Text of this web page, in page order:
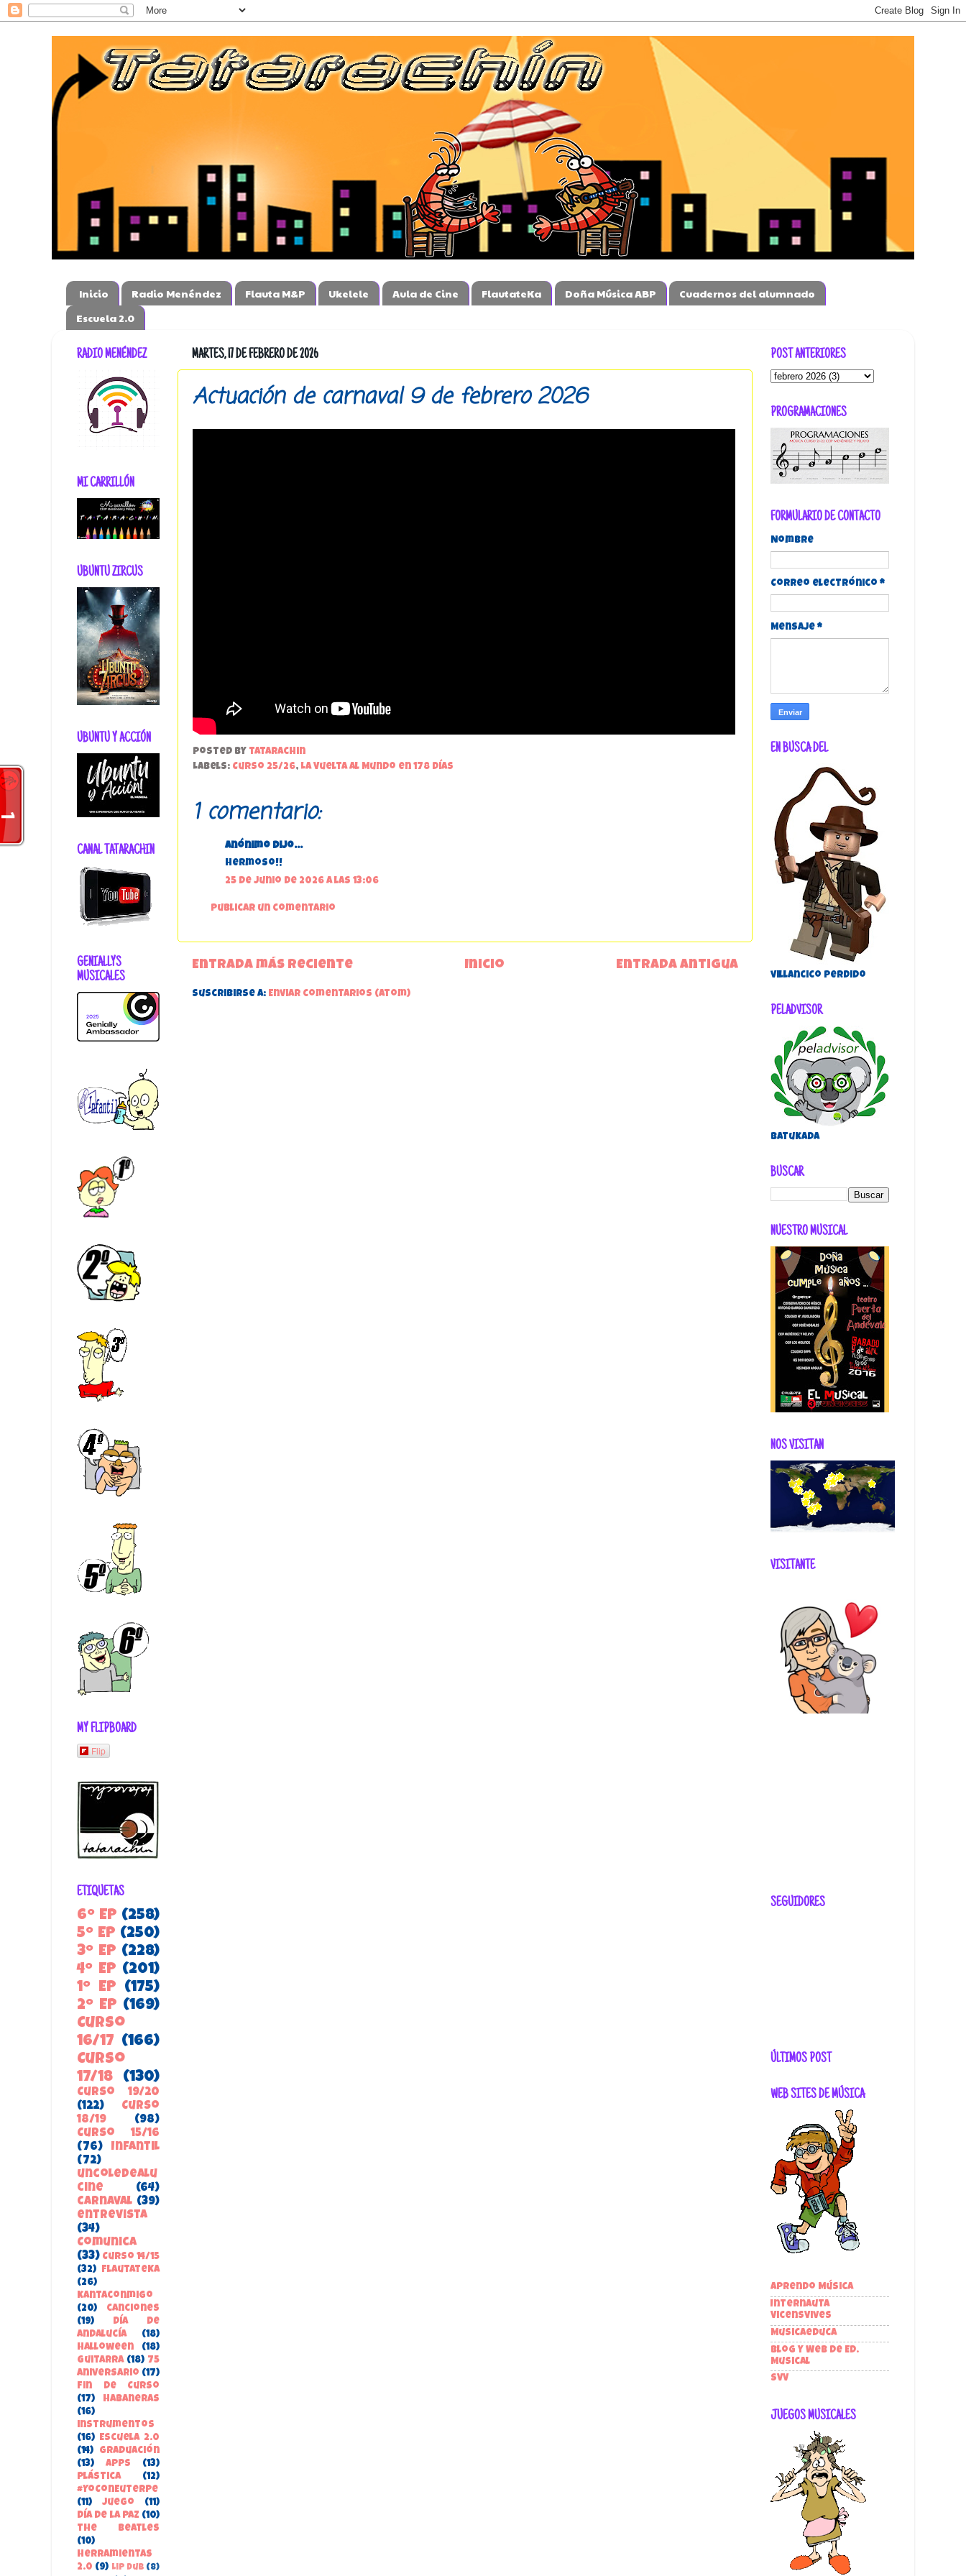
Inicio Radio Menéndez Flauta M&P Ukelele Aula de Cine FlautateKa Doña Música ABP
Cuadernos del alumnado
Escuela 2.0
MARTES, 17 DE FEBRERO DE 2026
Actuación de carnaval 9 de febrero 2026
Posted by tatarachin
Labels: Curso 25/26, La Vuelta al Mundo en 178 días
1 comentario:
Anónimo dijo...
hermoso!!
25 de junio de 2026 a las 13:06
Publicar un comentario
Entrada más reciente Entrada antigua
Inicio
Suscribirse a: Enviar comentarios (Atom)
RADIO MENÉNDEZ
MI CARRILLÓN
UBUNTU ZIRCUS
UBUNTU Y ACCIÓN
CANAL TATARACHIN
GENIALLYS
MUSICALES
MY FLIPBOARD
Flip
ETIQUETAS
6º EP (258)
5º EP (250)
3º EP (228)
4º EP (201)
1º EP
(175)
2º EP (169)
Curso
16/17 (166)
Curso
17/18
(130)
Curso 19/20
(122)
Curso
18/19
(98)
Curso 15/16
(76)
Infantil
(72)
uncoledealu
cine
(64)
carnaval (39)
entrevista
(34)
ComunicA
(33) Curso 14/15
(32)
FlautateKa
(26)
kantaconmigo
(20)
canciones
(19)
Día de
Andalucía
(18)
Halloween
(18)
guitarra (18) 75
aniversario (17)
Fin de Curso
(17)
habaneras
(16)
instrumentos
(16) Escuela 2.0
(14)
Graduación
(13)
apps
(13)
Plástica
(12)
#YoConEuterpe
(11)
juego
(11)
Día de la Paz (10)
the beatles
(10)
herramientas
2.0 (9) Lip Dub (8)
POST ANTERIORES
PROGRAMACIONES
FORMULARIO DE CONTACTO
Nombre
Correo electrónico *
Mensaje *
EN BUSCA DEL
villancico perdido
PELADVISOR
Batukada
BUSCAR
NUESTRO MUSICAL
NOS VISITAN
VISITANTE
SEGUIDORES
ÚLTIMOS POST
WEB SITES DE MÚSICA
Aprendo Música
Internauta
VicensVives
Musicaeduca
Blog y Web de Ed.
Musical
SVV
JUEGOS MUSICALES